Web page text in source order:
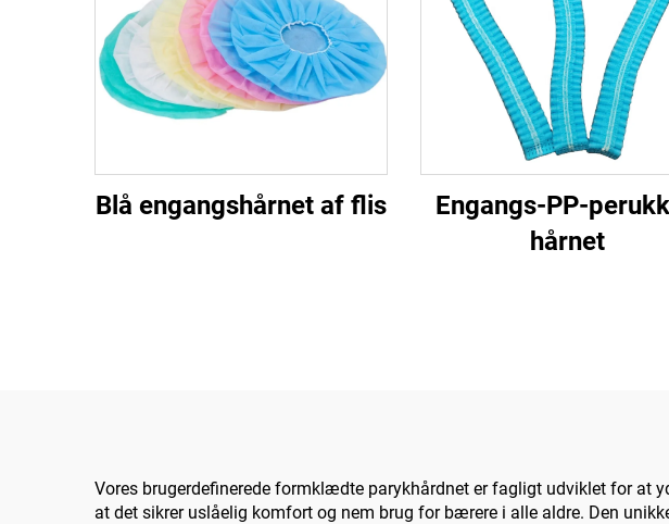
Blå engangshårnet af flis
Engangs-PP-
hårnet
Vores brugerdefinerede formklædte parykhårdnet er fagligt udviklet for at
at det sikrer uslåelig komfort og nem brug for bærere i alle aldre. Den